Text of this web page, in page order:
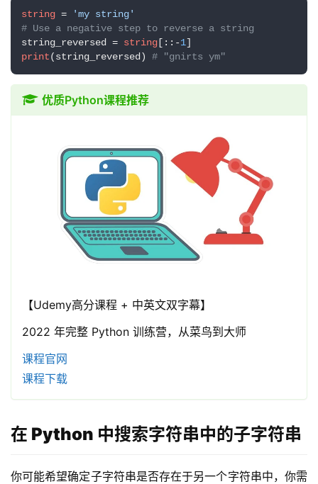
宝
库
用
课
程
系
合
string =
'my string'
# Use a negative step to reverse a string
string_reversed = string [::-1
print(string_reversed) # "gnirts ym"
优质Python课程推荐
【Udemy高分课程 + 中英文双字幕】
2022 年完整 Python 训练营，从菜鸟到大师
课程官网
课程下载
在 Python 中搜索字符串中的子字符串
你可能希望确定子字符串是否存在于另一个字符串中，你需